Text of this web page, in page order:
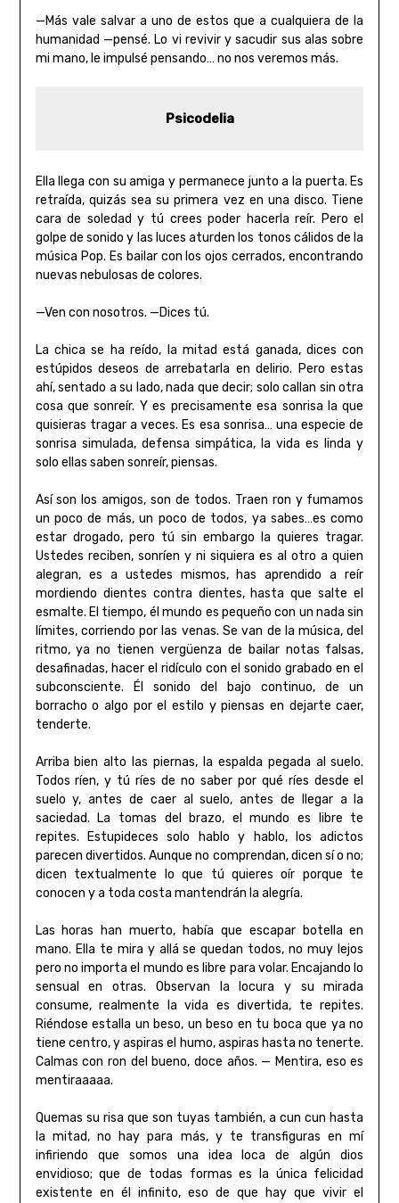
—Más vale salvar a uno de estos que a cualquiera de la
humanidad —pensé. Lo vi revivir y sacudir sus alas sobre
mi mano, le impulsé pensando… no nos veremos más.
Psicodelia
Ella llega con su amiga y permanece junto a la puerta. Es
retraída, quizás sea su primera vez en una disco. Tiene
cara de soledad y tú crees poder hacerla reír. Pero el
golpe de sonido y las luces aturden los tonos cálidos de la
música Pop. Es bailar con los ojos cerrados, encontrando
nuevas nebulosas de colores.
—Ven con nosotros. —Dices tú.
La chica se ha reído, la mitad está ganada, dices con
estúpidos deseos de arrebatarla en delirio. Pero estas
ahí, sentado a su lado, nada que decir; solo callan sin otra
cosa que sonreír. Y es precisamente esa sonrisa la que
quisieras tragar a veces. Es esa sonrisa… una especie de
sonrisa simulada, defensa simpática, la vida es linda y
solo ellas saben sonreír, piensas.
Así son los amigos, son de todos. Traen ron y fumamos
un poco de más, un poco de todos, ya sabes…es como
estar drogado, pero tú sin embargo la quieres tragar.
Ustedes reciben, sonríen y ni siquiera es al otro a quien
alegran, es a ustedes mismos, has aprendido a reír
mordiendo dientes contra dientes, hasta que salte el
esmalte. El tiempo, él mundo es pequeño con un nada sin
límites, corriendo por las venas. Se van de la música, del
ritmo, ya no tienen vergüenza de bailar notas falsas,
desafinadas, hacer el ridículo con el sonido grabado en el
subconsciente. Él sonido del bajo continuo, de un
borracho o algo por el estilo y piensas en dejarte caer,
tenderte.
Arriba bien alto las piernas, la espalda pegada al suelo.
Todos ríen, y tú ríes de no saber por qué ríes desde el
suelo y, antes de caer al suelo, antes de llegar a la
saciedad. La tomas del brazo, el mundo es libre te
repites. Estupideces solo hablo y hablo, los adictos
parecen divertidos. Aunque no comprendan, dicen sí o no;
dicen textualmente lo que tú quieres oír porque te
conocen y a toda costa mantendrán la alegría.
Las horas han muerto, había que escapar botella en
mano. Ella te mira y allá se quedan todos, no muy lejos
pero no importa el mundo es libre para volar. Encajando lo
sensual en otras. Observan la locura y su mirada
consume, realmente la vida es divertida, te repites.
Riéndose estalla un beso, un beso en tu boca que ya no
tiene centro, y aspiras el humo, aspiras hasta no tenerte.
Calmas con ron del bueno, doce años. — Mentira, eso es
mentiraaaaa.
Quemas su risa que son tuyas también, a cun cun hasta
la mitad, no hay para más, y te transfiguras en mí
infiriendo que somos una idea loca de algún dios
envidioso; que de todas formas es la única felicidad
existente en él infinito, eso de que hay que vivir el